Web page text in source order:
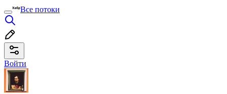
Все потоки
Войти